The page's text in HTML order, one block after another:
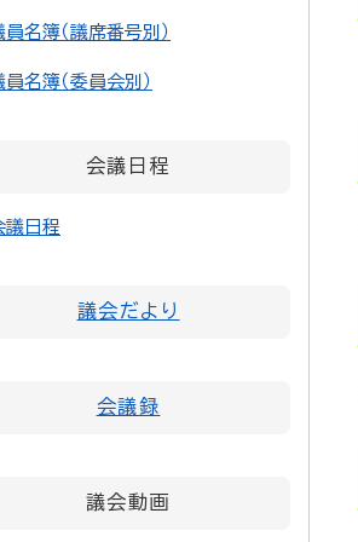
員名簿（議席番号別）
員名簿（委員会別）
会議日程
議日程
議会だより
会議録
議会動画